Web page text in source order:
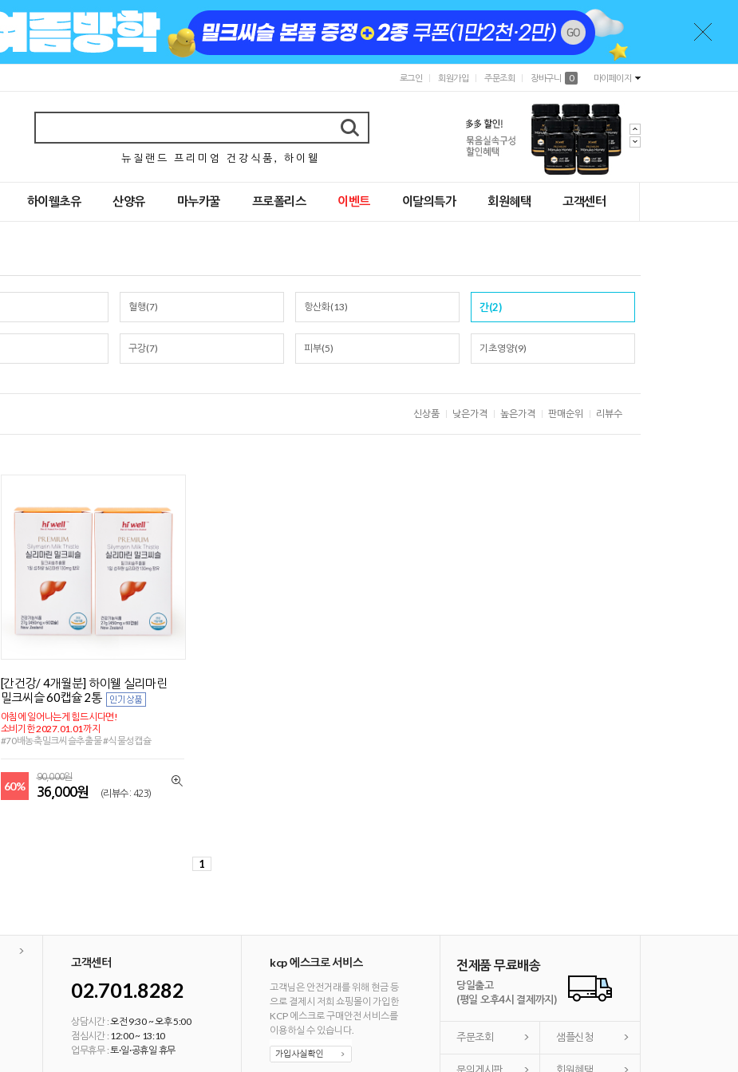
로그인 회원가입 주문조회 장바구니 0 마이페이지
뉴 질 랜 드 프 리 미 엄 건 강 식 품 , 하 이 웰
하이웰초유 산양유 마누카꿀 프로폴리스 이벤트 이달의특가 회원혜택 고객센터
혈행(7) 항산화(13) 간(2)
구강(7) 피부(5) 기초영양(9)
신상품 낮은가격 높은가격 판매순위 리뷰수
[간건강/ 4개월분] 하이웰 실리마린
밀크씨슬 60캡슐 2통
아침에 일어나는게 힘드시다면!
소비기한 2027.01.01까지
#70배농축밀크씨슬추출물 #식물성캡슐
60%
90,000원
36,000원 (리뷰수 : 423)
1
고객센터
02.701.8282
상담시간 :오전 9:30 ~ 오후 5:00
점심시간 : 12:00 ~ 13:10
업무휴무 :토·일·공휴일 휴무
kcp 에스크로 서비스
고객님은 안전거래를 위해 현금 등
으로 결제시 저희 쇼핑몰이 가입한
KCP 에스크로 구매안전 서비스를
이용하실 수 있습니다.
전제품 무료배송
당일출고
(평일 오후4시 결제까지)
주문조회 샘플신청